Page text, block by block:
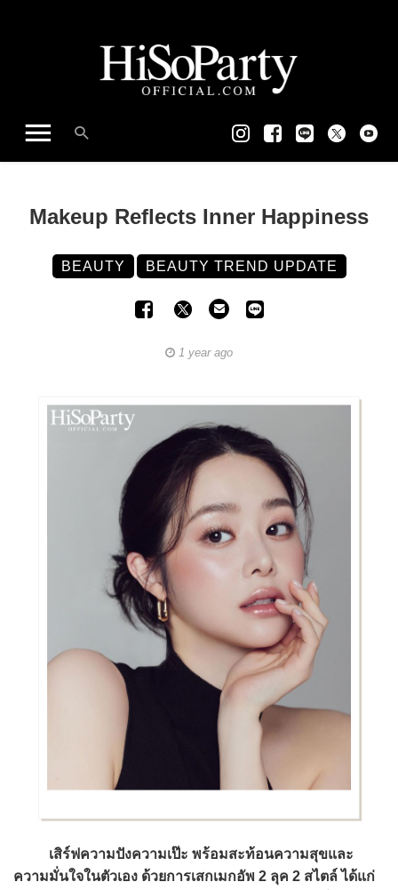
Makeup Reflects Inner Happiness
BEAUTY BEAUTY TREND UPDATE
1 year ago
เสิร์ฟความปังความเป๊ะ พร้อมสะท้อนความสุขและ
ความมั่นใจในตัวเอง ด้วยการเสกเมกอัพ 2 ลุค 2 สไตล์ ได้แก่